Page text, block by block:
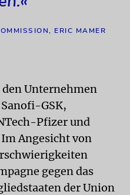
ERIC MAMER
Unternehmen
GSK,
Pfizer und
Angesicht von
gegen das
der Union